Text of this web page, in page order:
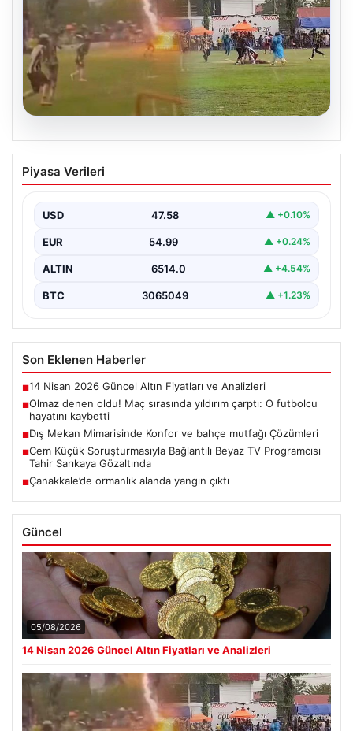
Olmaz denen oldu! Maç sırasında
yıldırım çarptı: O futbolcu hayatını
Piyasa Verileri
USD 47.58 ▲ +0.10%
EUR 54.99 ▲ +0.24%
ALTIN 6514.0 ▲ +4.54%
BTC 3065049 ▲ +1.23%
Son Eklenen Haberler
■14 Nisan 2026 Güncel Altın Fiyatları ve Analizleri
■Olmaz denen oldu! Maç sırasında yıldırım çarptı: O futbolcu
hayatını kaybetti
■Dış Mekan Mimarisinde Konfor ve bahçe mutfağı Çözümleri
■Cem Küçük Soruşturmasıyla Bağlantılı Beyaz TV Programcısı
Tahir Sarıkaya Gözaltında
■Çanakkale’de ormanlık alanda yangın çıktı
Güncel
05/08/2026
14 Nisan 2026 Güncel Altın Fiyatları ve Analizleri